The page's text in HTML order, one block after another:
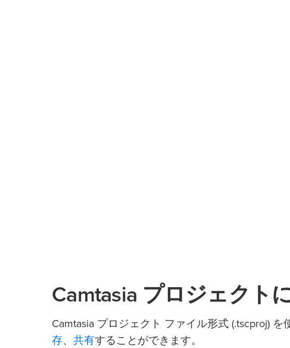
Camtasia プロジェクト
Camtasia プロジェクト ファイル形式 (.tscproj)
存、 共有することができます。